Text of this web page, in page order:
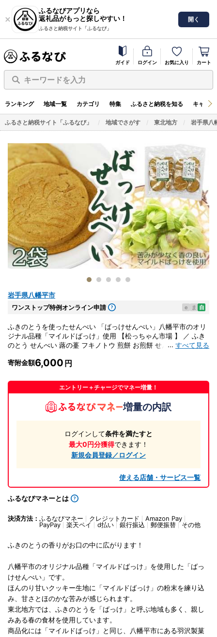
ふるなびアプリなら
返礼品がもっと探しやすい！
ふるさと納税サイト「ふるなび」
開く
ガイド ログイン お気に入り カート
キーワードを入力
ランキング 地域一覧 カテゴリ 特集 ふるさと納税を知る キャン
ふるさと納税サイト「ふるなび」 地域でさがす 東北地方 岩手県八
岩手県八幡平市
ワンストップ特例オンライン申請 e ま 自
ふきのとうを使ったせんべい 「ばっけせんべい」八幡平市のオリ
ジナル品種「マイルドばっけ」使用 【松っちゃん市場 】 ／ ふき
のとう せんべい 蕗の薹 フキノトウ 煎餅 お煎餅 せんべい おせん
... すべて見る
寄附金額6,000
エントリー＋チャージでマネー増量！
増量の内訳
ログインして条件を満たすと
最大0円分獲得できます！
新規会員登録／ログイン
使える店舗・サービス一覧
ふるなびマネーとは
決済方法： ふるなびマネー クレジットカード
Amazon Pay
PayPay
楽天ペイ d払い 銀行振込 郵便振替 その他
ふきのとうの香りがお口の中に広がります！
八幡平市のオリジナル品種「マイルドばっけ」を使用した「ばっ
けせんべい」です。
ほんのり甘いクッキー生地に「マイルドばっけ」の粉末を練り込
み、甘さとほのかな苦みが感じられます。
東北地方では、ふきのとうを「ばっけ」と呼ぶ地域も多く、親し
みある春の食材を使用しています。
商品化には「マイルドばっけ」と同じ、八幡平市にある羽沢製菓